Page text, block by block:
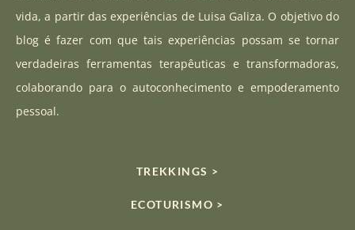
g
a
m
b
k
vida, a partir das experiências de Luisa Galiza. O objetivo do
blog é fazer com que tais experiências possam se tornar
verdadeiras ferramentas terapêuticas e transformadoras,
colaborando para o autoconhecimento e empoderamento
pessoal.
TREKKINGS >
ECOTURISMO >